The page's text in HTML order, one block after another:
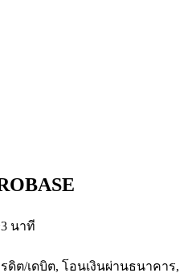
นาที
ดิต/เดบิต, โอนเงินผ่านธนาคาร,